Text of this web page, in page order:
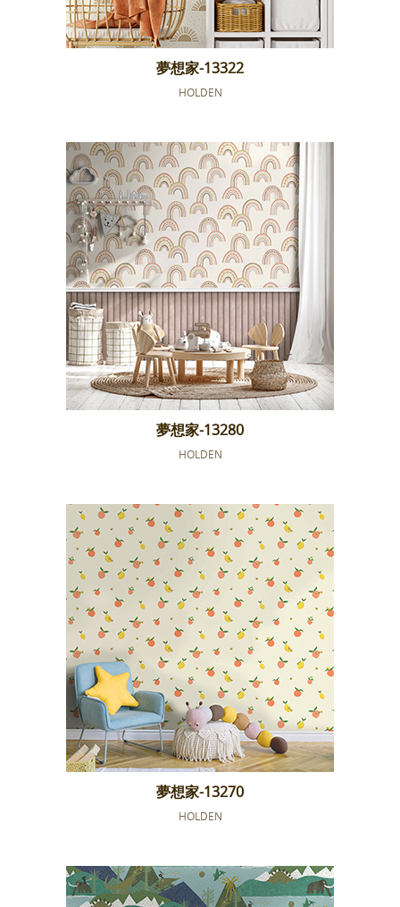
夢想家-13322
HOLDEN
夢想家-13280
HOLDEN
夢想家-13270
HOLDEN